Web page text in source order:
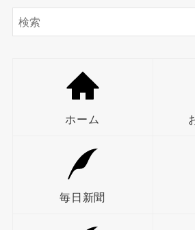
ホーム
毎日新聞